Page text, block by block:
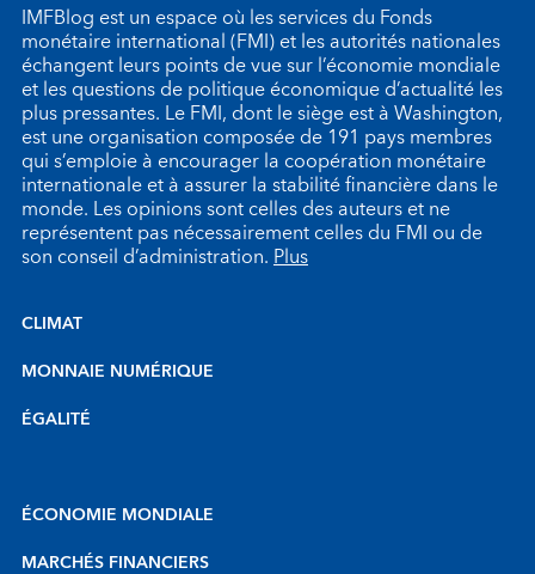
IMFBlog est un espace où les services du Fonds
monétaire international (FMI) et les autorités nationales
échangent leurs points de vue sur l’économie mondiale
et les questions de politique économique d’actualité les
plus pressantes. Le FMI, dont le siège est à Washington,
est une organisation composée de 191 pays membres
qui s’emploie à encourager la coopération monétaire
internationale et à assurer la stabilité financière dans le
monde. Les opinions sont celles des auteurs et ne
représentent pas nécessairement celles du FMI ou de
son conseil d’administration.Plus
CLIMAT
MONNAIE NUMÉRIQUE
ÉGALITÉ
ÉCONOMIE MONDIALE
MARCHÉS FINANCIERS